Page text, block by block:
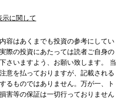
示に関して
容はあくまでも投資の参考にしてい
際の投資にあたっては読者ご自身の
さいますよう、お願い致します。 当
意を払っておりますが、記載される
るものではありません。万が一、ト
害等の保証は一切行っておりません